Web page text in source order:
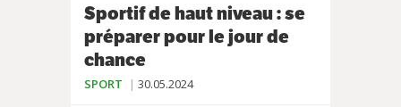
Sportif de haut niveau : se
préparer pour le jour de
chance
SPORT 30.05.2024